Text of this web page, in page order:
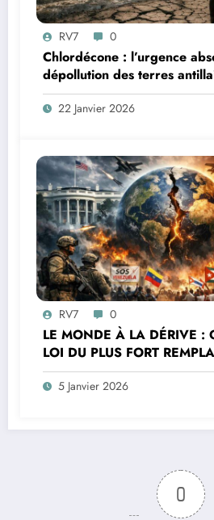
RV7 0
Chlordécone : l’urgence
dépollution des terres
sanitaire, environnemental et
démocratique
22 Janvier 2026
RV7 0
LE MONDE À LA DÉRIVE :
LOI DU PLUS FORT
MORALE ET LE DROIT
5 Janvier 2026
0